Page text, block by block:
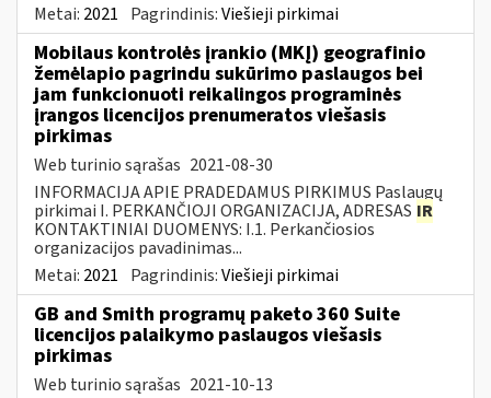
Metai: 2021 Pagrindinis:Viešieji pirkimai
Mobilaus kontrolės įrankio (MKĮ) geografinio
žemėlapio pagrindu sukūrimo paslaugos bei
jam funkcionuoti reikalingos programinės
įrangos licencijos prenumeratos viešasis
pirkimas
Web turinio sąrašas 2021-08-30
INFORMACIJA APIE PRADEDAMUS PIRKIMUS Paslaugų
pirkimai I. PERKANČIOJI ORGANIZACIJA, ADRESAS IR
KONTAKTINIAI DUOMENYS: I.1. Perkančiosios
organizacijos pavadinimas...
Metai: 2021 Pagrindinis:Viešieji pirkimai
GB and Smith programų paketo 360 Suite
licencijos palaikymo paslaugos viešasis
pirkimas
Web turinio sąrašas 2021-10-13